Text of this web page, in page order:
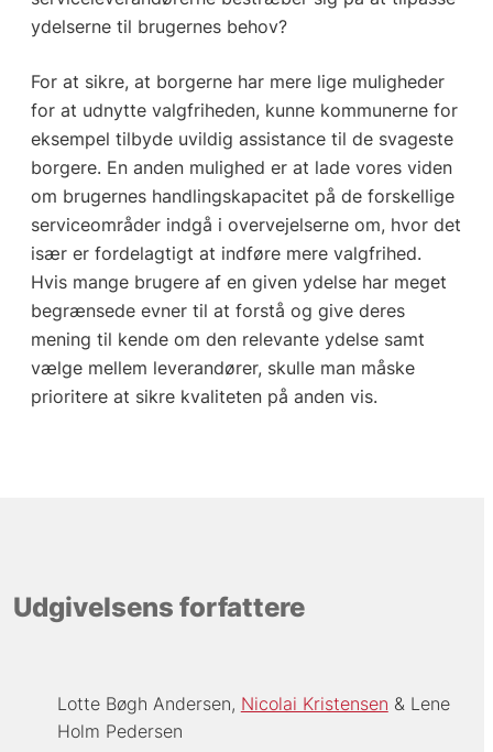
ydelserne til brugernes behov?
For at sikre, at borgerne har mere lige muligheder
for at udnytte valgfriheden, kunne kommunerne for
eksempel tilbyde uvildig assistance til de svageste
borgere. En anden mulighed er at lade vores viden
om brugernes handlingskapacitet på de forskellige
serviceområder indgå i overvejelserne om, hvor det
især er fordelagtigt at indføre mere valgfrihed.
Hvis mange brugere af en given ydelse har meget
begrænsede evner til at forstå og give deres
mening til kende om den relevante ydelse samt
vælge mellem leverandører, skulle man måske
prioritere at sikre kvaliteten på anden vis.
Udgivelsens forfattere
Lotte Bøgh Andersen Nicolai Kristensen
Lene
Holm Pedersen